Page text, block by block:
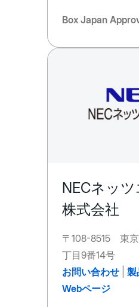
Box Japan
NECネッ
株式会社
〒108-8515 東
丁目9番14号
お問い合わせ| 製
Webページ